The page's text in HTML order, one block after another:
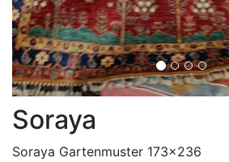
Soraya
Soraya Gartenmuster 173x236